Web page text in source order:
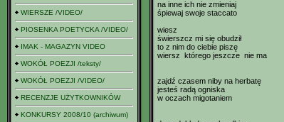
WIERSZE /VIDEO/
PIOSENKA POETYCKA /VIDEO/
IMAK - MAGAZYN VIDEO
WOKÓŁ POEZJI /teksty/
WOKÓŁ POEZJI /VIDEO/
RECENZJE UŻYTKOWNIKÓW
KONKURSY 2008/10 (archiwum)
na inne ich nie zmieniaj
śpiewaj swoje staccato
wiesz
świerszcz mi się obudził
to z nim do ciebie piszę
wiersz którego jeszcze nie ma
zajdź czasem niby na herbatę
jesteś radą ogniska
w oczach migotaniem